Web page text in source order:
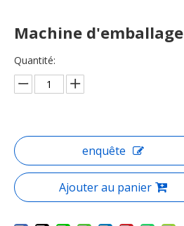
Machine d'emballage
Quantité:
enquête
Ajouter au panier